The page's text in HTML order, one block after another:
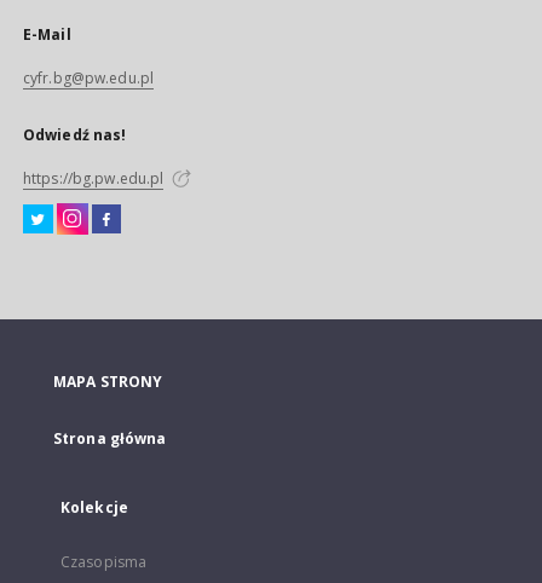
E-Mail
cyfr.bg@pw.edu.pl
Odwiedź nas!
https://bg.pw.edu.pl
MAPA STRONY
Strona główna
Kolekcje
Czasopisma